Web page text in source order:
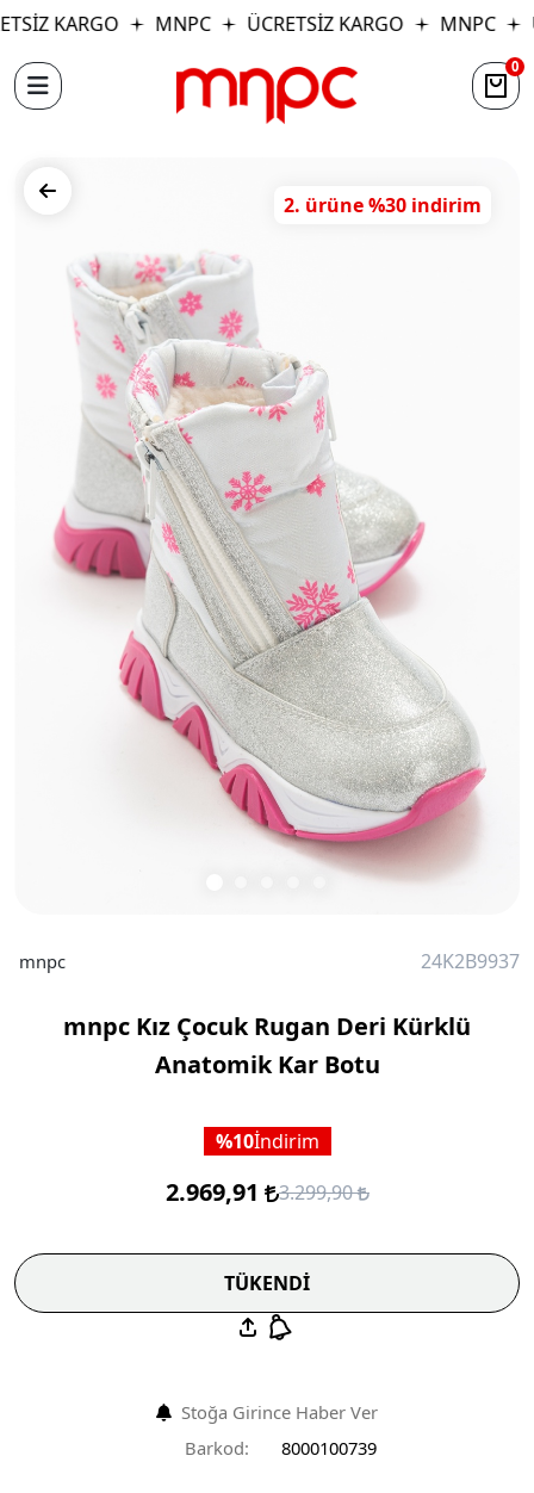
KARGO MNPC ÜCRETSİZ KARGO MNPC
0
2. ürüne %30 indirim
mnpc 24K2B9937
mnpc Kız Çocuk Rugan Deri Kürklü
Anatomik Kar Botu
10İndirim
2.969,91 3.299,90
TÜKENDİ
Stoğa Girince Haber Ver
Barkod:
8000100739